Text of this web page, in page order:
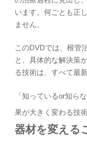
います。何ごとも正
ません。
このDVDでは、根管
と、具体的な解決策
る技術は、すべて最
「知っているor知ら
果が大きく変わる技
器材を変える